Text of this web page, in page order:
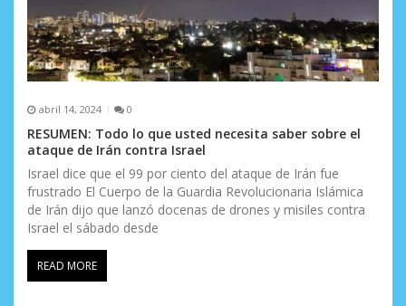
abril 14, 2024 0
RESUMEN: Todo lo que usted necesita saber sobre el
ataque de Irán contra Israel
Israel dice que el 99 por ciento del ataque de Irán fue
frustrado El Cuerpo de la Guardia Revolucionaria Islámica
de Irán dijo que lanzó docenas de drones y misiles contra
Israel el sábado desde
READ MORE